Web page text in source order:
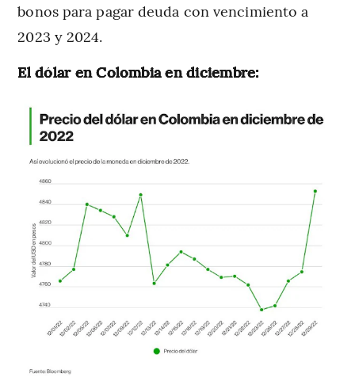
bonos para pagar deuda con vencimiento a
2023 y 2024.
El dólar en Colombia en diciembre: